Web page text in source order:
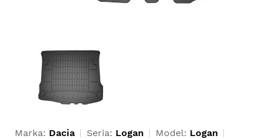
Marka: Dacia Seria: Logan Model: Logan